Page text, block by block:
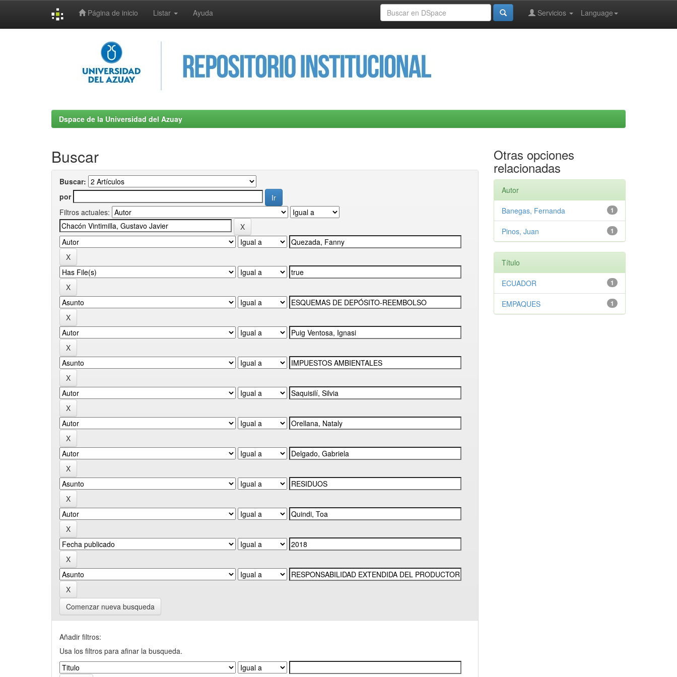
Página de inicio Listar Ayuda Language
Servicios
Dspace de la Universidad del Azuay
Buscar
Buscar:
por
Filtros actuales:
Comenzar nueva busqueda
Añadir filtros:
Usa los filtros para afinar la busqueda.
Otras opciones
relacionadas
Autor
1
Banegas, Fernanda
1
Pinos, Juan
Título
1
ECUADOR
1
EMPAQUES